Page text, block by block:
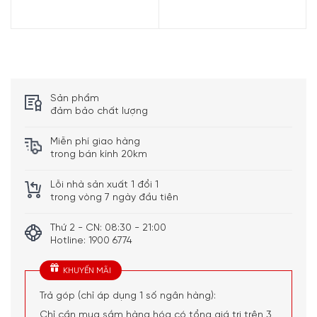
Sản phẩm
đảm bảo chất lượng
Miễn phí giao hàng
trong bán kính 20km
Lỗi nhà sản xuất 1 đổi 1
trong vòng 7 ngày đầu tiên
Thứ 2 - CN: 08:30 - 21:00
Hotline: 1900 6774
KHUYẾN MÃI
Trả góp (chỉ áp dụng 1 số ngân hàng):